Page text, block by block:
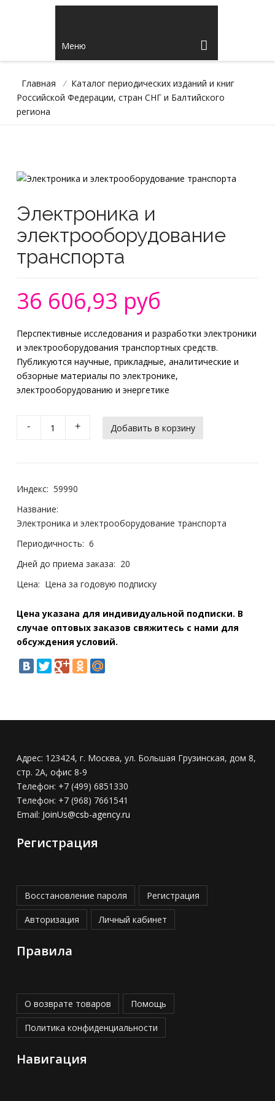
Меню
Главная / Каталог периодических изданий и книг
Российской Федерации, стран СНГ и Балтийского
региона
Электроника и
электрооборудование
транспорта
36 606,93 руб
Перспективные исследования и разработки электроники
и электрооборудования транспортных средств.
Публикуются научные, прикладные, аналитические и
обзорные материалы по электронике,
электрооборудованию и энергетике
- +
Индекс: 59990
Название:
Электроника и электрооборудование транспорта
Периодичность: 6
Дней до приема заказа: 20
Цена: Цена за годовую подписку
Цена указана для индивидуальной подписки. В
случае оптовых заказов свяжитесь с нами для
обсуждения условий.
Адрес: 123424, г. Москва, ул. Большая Грузинская, дом 8,
стр. 2А, офис 8-9
Телефон: +7 (499) 6851330
Телефон: +7 (968) 7661541
Email: JoinUs@csb-agency.ru
Регистрация
Восстановление пароля Регистрация
Авторизация Личный кабинет
Правила
О возврате товаров Помощь
Политика конфиденциальности
Навигация